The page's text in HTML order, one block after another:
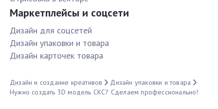
Маркетплейсы и соцсети
Дизайн для соцсетей
Дизайн упаковки и товара
Дизайн карточек товара
Дизайн и создание креативов
Дизайн упаковки и товара
Нужно создать 3D модель СКС? Сделаем профессионально!